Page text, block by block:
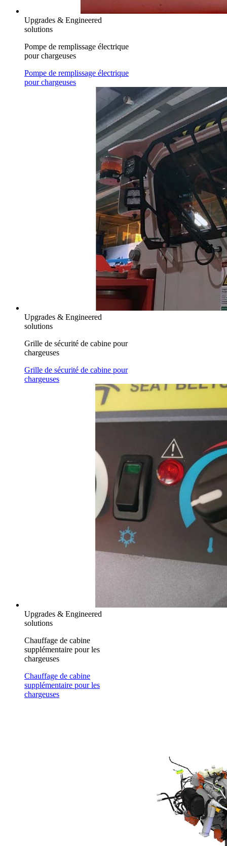
Upgrades & Engineered
solutions
Pompe de remplissage électrique
pour chargeuses
Pompe de remplissage électrique
pour chargeuses
Upgrades & Engineered
solutions
Grille de sécurité de cabine pour
chargeuses
Grille de sécurité de cabine pour
chargeuses
Upgrades & Engineered
solutions
Chauffage de cabine
supplémentaire pour les
chargeuses
Chauffage de cabine
supplémentaire pour les
chargeuses